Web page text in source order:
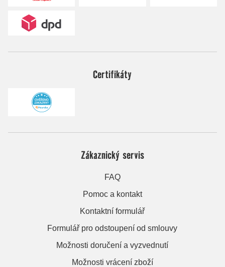
Certifikáty
Zákaznický servis
FAQ
Pomoc a kontakt
Kontaktní formulář
Formulář pro odstoupení od smlouvy
Možnosti doručení a vyzvednutí
Možnosti vrácení zboží